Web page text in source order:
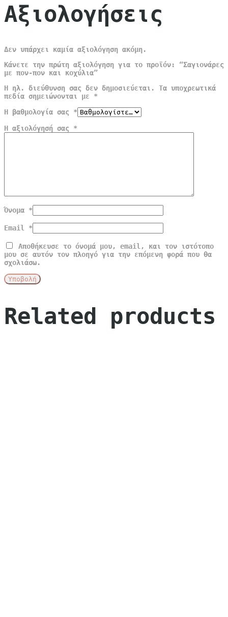
Αξιολογήσεις
Δεν υπάρχει καμία αξιολόγηση ακόμη.
Κάνετε την πρώτη αξιολόγηση για το προϊόν: “Σαγιονάρες
με πον-πον και κοχύλια”
Η ηλ. διεύθυνση σας δεν δημοσιεύεται.
Τα υποχρεωτικά
πεδία σημειώνονται με *
Η βαθμολογία σας *
Η αξιολόγησή σας *
Όνομα *
Email *
Αποθήκευσε το όνομά μου, email, και τον ιστότοπο
μου σε αυτόν τον πλοηγό για την επόμενη φορά που θα
σχολιάσω.
Related products